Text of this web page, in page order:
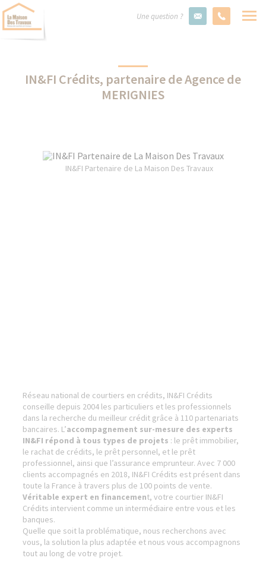
Une question ?
IN&FI Crédits, partenaire de Agence de
MERIGNIES
IN&FI Partenaire de La Maison Des Travaux
Réseau national de courtiers en crédits, IN&FI Crédits
conseille depuis 2004 les particuliers et les professionnels
dans la recherche du meilleur crédit grâce à 110 partenariats
bancaires. L’accompagnement sur-mesure des experts
IN&FI répond à tous types de projets : le prêt immobilier,
le rachat de crédits, le prêt personnel, et le prêt
professionnel, ainsi que l’assurance emprunteur. Avec 7 000
clients accompagnés en 2018, IN&FI Crédits est présent dans
toute la France à travers plus de 100 points de vente.
Véritable expert en financement, votre courtier IN&FI
Crédits intervient comme un intermédiaire entre vous et les
banques.
Quelle que soit la problématique, nous recherchons avec
vous, la solution la plus adaptée et nous vous accompagnons
tout au long de votre projet.